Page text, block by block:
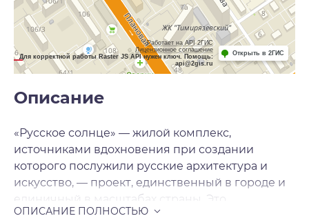
Работает на API 2ГИС
Лицензионное соглашение
Для корректной работы Raster JS API нужен ключ. Помощь:
api@2gis.ru
Открыть в 2ГИС
Описание
«Русское солнце» — жилой комплекс,
источниками вдохновения при создании
которого послужили русские архитектура и
искусство, — проект, единственный в городе и
единичный в масштабах страны. Это